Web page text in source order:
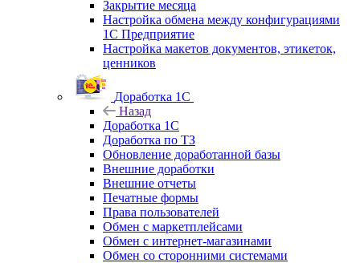
Закрытие месяца
Настройка обмена между конфигурациями
1С Предприятие
Настройка макетов документов, этикеток,
ценников
Доработка 1С
Назад
Доработка 1С
Доработка по ТЗ
Обновление доработанной базы
Внешние доработки
Внешние отчеты
Печатные формы
Права пользователей
Обмен с маркетплейсами
Обмен с интернет-магазинами
Обмен со сторонними системами